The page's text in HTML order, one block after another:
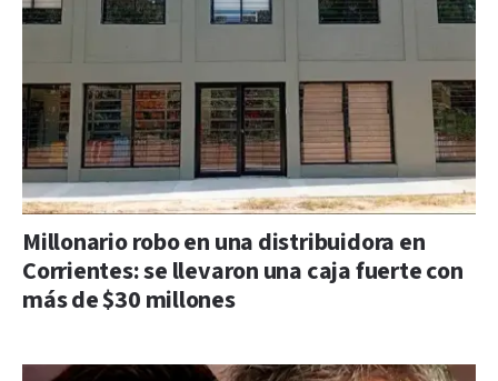
Millonario robo en una distribuidora en
Corrientes: se llevaron una caja fuerte con
más de $30 millones